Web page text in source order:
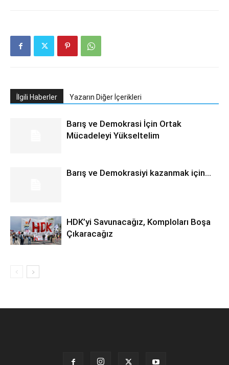
İlgili Haberler Yazarın Diğer İçerikleri
Barış ve Demokrasi İçin Ortak
Mücadeleyi Yükseltelim
Barış ve Demokrasiyi kazanmak için…
HDK’yi Savunacağız, Komploları Boşa
Çıkaracağız